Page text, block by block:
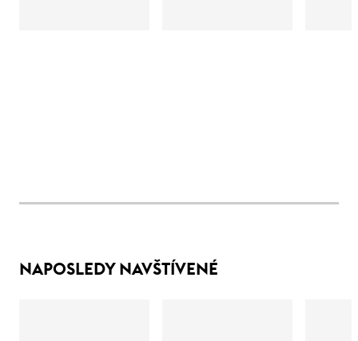
NAPOSLEDY NAVŠTÍVENÉ